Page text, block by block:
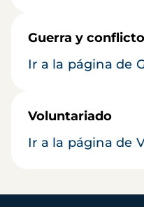
Guerra y conflicto
Ir a la página de
Voluntariado
Ir a la página de